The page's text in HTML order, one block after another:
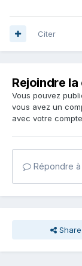
Citer
Rejoindre
Vous pouvez
vous avez un
avec votre
Répondre
Share